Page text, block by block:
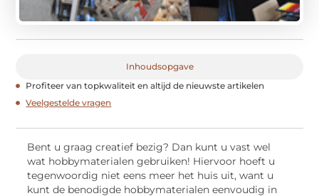
Inhoudsopgave
Profiteer van topkwaliteit en altijd de nieuwste artikelen
Veelgestelde vragen
Bent u graag creatief bezig? Dan kunt u vast wel
wat hobbymaterialen gebruiken! Hiervoor hoeft u
tegenwoordig niet eens meer het huis uit, want u
kunt de benodigde hobbymaterialen eenvoudig in